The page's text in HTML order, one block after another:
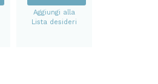
Aggiungi alla
Lista desideri